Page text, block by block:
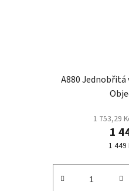
A880 Jednobřitá
1 753,29
1
Měrná
1 449